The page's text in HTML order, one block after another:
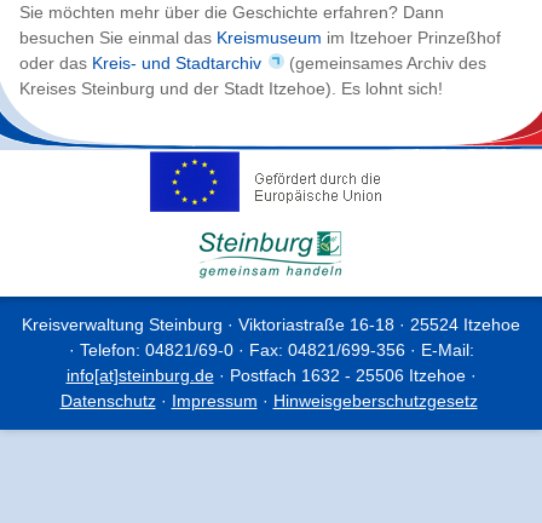
Sie möchten mehr über die Geschichte erfahren? Dann
besuchen Sie einmal das Kreismuseum im Itzehoer Prinzeßhof
oder das Kreis- und Stadtarchiv
(gemeinsames Archiv des
Kreises Steinburg und der Stadt Itzehoe). Es lohnt sich!
Kreisverwaltung Steinburg · Viktoriastraße 16-18 · 25524 Itzehoe
· Telefon: 04821/69-0 · Fax: 04821/699-356 · E-Mail:
info[at]steinburg.de· Postfach 1632 - 25506 Itzehoe ·
Datenschutz· Impressum · Hinweisgeberschutzgesetz